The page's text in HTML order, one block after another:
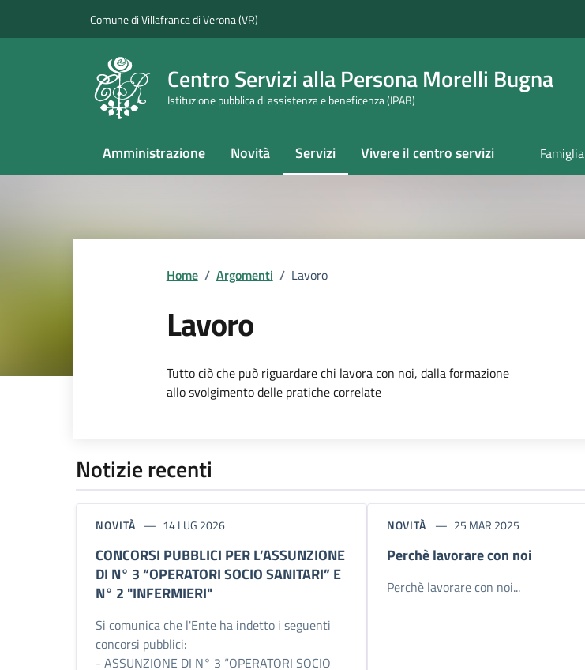
Comune di Villafranca di Verona (VR)
Centro Servizi alla Persona Morelli Bugna
Istituzione pubblica di assistenza e beneficenza (IPAB)
Amministrazione Novità Servizi Vivere il centro servizi Famiglia
Home / Argomenti / Lavoro
Lavoro
Dettagli dell'argomento
Tutto ciò che può riguardare chi lavora con noi, dalla formazione
allo svolgimento delle pratiche correlate
Notizie recenti
NOVITÀ 14 LUG 2026
CONCORSI PUBBLICI PER L’ASSUNZIONE
DI N° 3 “OPERATORI SOCIO SANITARI” E
N° 2 "INFERMIERI"
Si comunica che l'Ente ha indetto i seguenti
concorsi pubblici:
- ASSUNZIONE DI N° 3 “OPERATORI SOCIO
NOVITÀ 25 MAR 2025
Perchè lavorare con noi
Perchè lavorare con noi...